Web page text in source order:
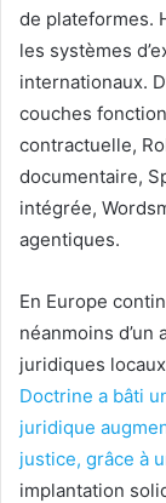
de plateformes.
les systèmes
internationaux.
couches
contractuelle,
documentaire,
intégrée,
agentiques.
En Europe
néanmoins
juridiques
Doctrine a bâti
juridique
justice, grâce à
implantation